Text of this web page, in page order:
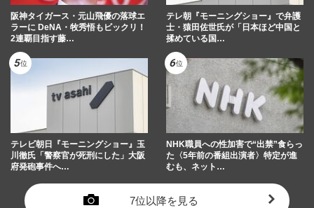
阪神タイガース・元山飛優の落球エ
ラーに DeNA・牧秀悟もビックリ！
2連覇目指す藤…
テレ朝『モーニングショー』で弁護
士・猿田佐世氏が「日本ほど中国と
揉めている国…
テレビ朝日『モーニングショー』玉
川徹氏「警察官が死刑にした」大阪
府発砲事件へ…
NHK職員への性加害で“出禁”食らっ
た〈5年前の番組出演者〉特定が進
むも、ネット…
7位以降を見る